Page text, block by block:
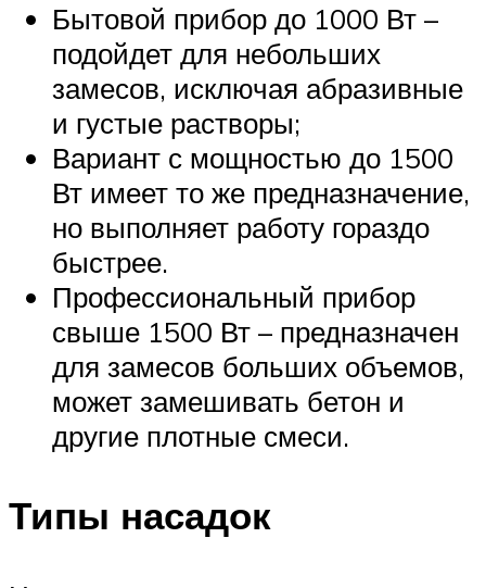
Бытовой прибор до 1000 Вт –
подойдет для небольших
замесов, исключая абразивные
и густые растворы;
Вариант с мощностью до 1500
Вт имеет то же предназначение,
но выполняет работу гораздо
быстрее.
Профессиональный прибор
свыше 1500 Вт – предназначен
для замесов больших объемов,
может замешивать бетон и
другие плотные смеси.
Типы насадок